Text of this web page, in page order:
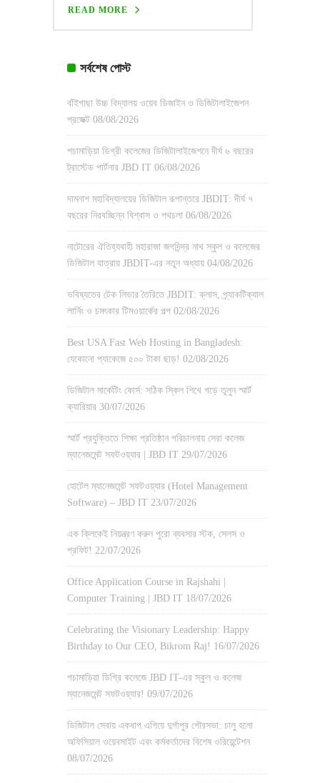
READ MORE
সর্বশেষ পোস্ট
বাঁইগাছা উচ্চ বিদ্যালয় ওয়েব ডিজাইন ও ডিজিটালাইজেশন
প্রজেক্ট 08/08/2026
পচামাড়িয়া ডিগ্রী কলেজের ডিজিটালাইজেশনে দীর্ঘ ৬ বছরের
ট্রাস্টেড পার্টনার JBD IT 06/08/2026
দামনাশ মহাবিদ্যালয়ের ডিজিটাল রূপান্তরে JBDIT: দীর্ঘ ৭
বছরের নিরবচ্ছিন্ন বিশ্বাস ও পথচলা 06/08/2026
নাটোরের ঐতিহ্যবাহী মহারাজা জগদিন্দ্র নাথ স্কুল ও কলেজের
ডিজিটাল যাত্রায় JBDIT-এর নতুন অধ্যায় 04/08/2026
ভবিষ্যতের টেক লিডার তৈরিতে JBDIT: ক্লাস, প্র্যাকটিক্যাল
লার্নিং ও চমৎকার টিমওয়ার্কের গল্প 02/08/2026
Best USA Fast Web Hosting in Bangladesh:
যেকোনো প্যাকেজে ৫০০ টাকা ছাড়! 02/08/2026
ডিজিটাল মার্কেটিং কোর্স: সঠিক স্কিল শিখে গড়ে তুলুন স্মার্ট
ক্যারিয়ার 30/07/2026
স্মার্ট প্রযুক্তিতে শিক্ষা প্রতিষ্ঠান পরিচালনায় সেরা কলেজ
ম্যানেজমেন্ট সফটওয়্যার | JBD IT 29/07/2026
হোটেল ম্যানেজমেন্ট সফটওয়্যার (Hotel Management
Software) – JBD IT 23/07/2026
এক ক্লিকেই নিয়ন্ত্রণ করুন পুরো ব্যবসার স্টক, সেলস ও
প্রফিট! 22/07/2026
Office Application Course in Rajshahi |
Computer Training | JBD IT 18/07/2026
Celebrating the Visionary Leadership: Happy
Birthday to Our CEO, Bikrom Raj! 16/07/2026
পচামাড়িয়া ডিগ্রি কলেজে JBD IT-এর স্কুল ও কলেজ
ম্যানেজমেন্ট সফটওয়্যার! 09/07/2026
ডিজিটাল সেবায় একধাপ এগিয়ে দুর্গাপুর পৌরসভা: চালু হলো
অফিসিয়াল ওয়েবসাইট এবং কর্মকর্তাদের বিশেষ ওরিয়েন্টেশন
08/07/2026